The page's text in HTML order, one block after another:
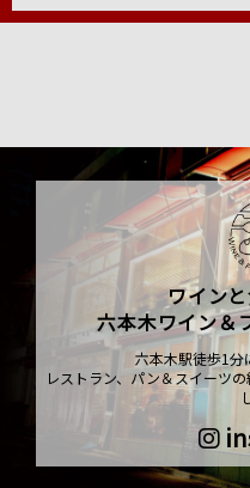
ワイン
六本木ワイン＆
六本木駅徒歩1分
レストラン、パン＆スイーツ